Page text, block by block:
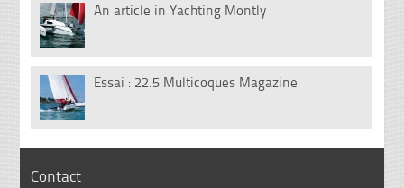
12
Fév
An article in Yachting Montly
13
Juil
Essai : 22.5 Multicoques Magazine
Contact